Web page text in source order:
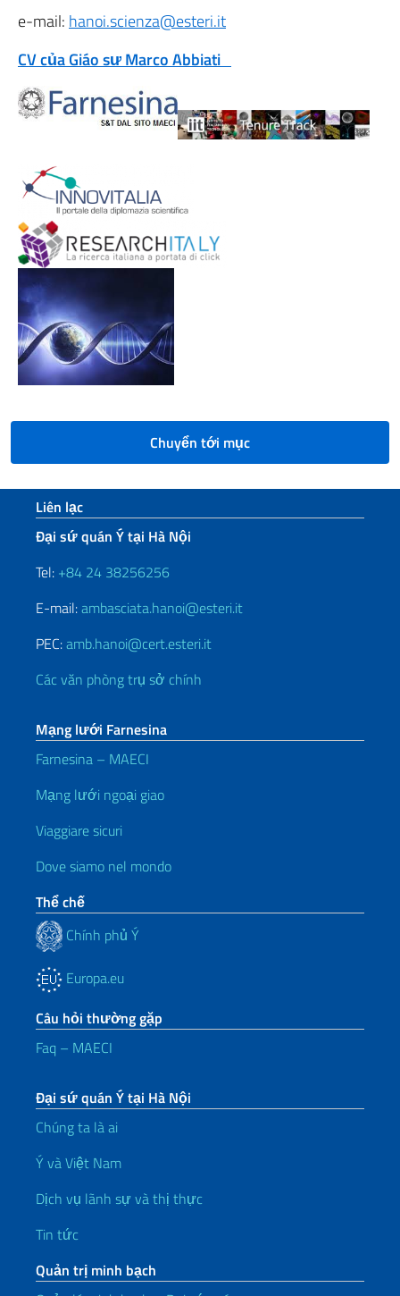
e-mail: hanoi.scienza@esteri.it
CV của Giáo sư Marco Abbiati
Chuyển tới mục
Sezione footer
Liên lạc
Đại sứ quán Ý tại Hà Nội
Tel: +84 24 38256256
E-mail:ambasciata.hanoi@esteri.it
PEC:amb.hanoi@cert.esteri.it
Các văn phòng trụ sở chính
Mạng lưới Farnesina
Farnesina – MAECI
Mạng lưới ngoại giao
Viaggiare sicuri
Dove siamo nel mondo
Thể chế
Chính phủ Ý
Europa.eu
Câu hỏi thường gặp
Faq – MAECI
Đại sứ quán Ý tại Hà Nội
Chúng ta là ai
Ý và Việt Nam
Dịch vụ lãnh sự và thị thực
Tin tức
Quản trị minh bạch